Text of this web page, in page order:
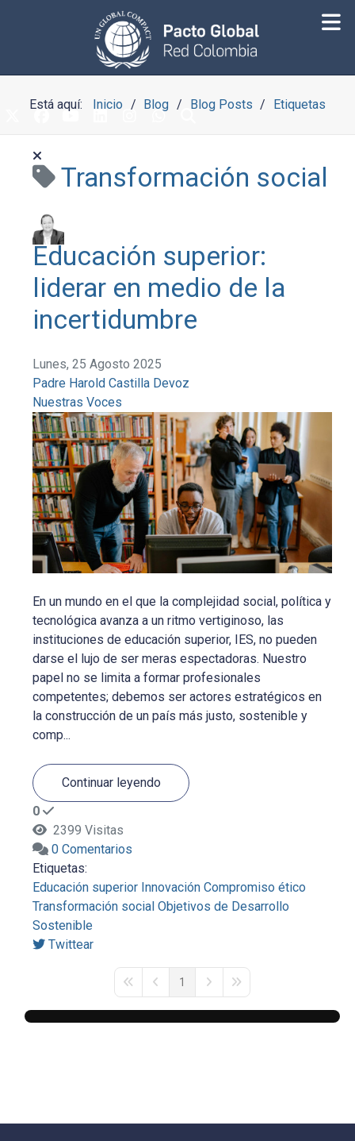
Está aquí: Inicio Blog Blog Posts Etiquetas
Transformación social
Educación superior:
liderar en medio de la
incertidumbre
Lunes, 25 Agosto 2025
Padre Harold Castilla Devoz
Nuestras Voces
En un mundo en el que la complejidad social, política y
tecnológica avanza a un ritmo vertiginoso, las
instituciones de educación superior, IES, no pueden
darse el lujo de ser meras espectadoras. Nuestro
papel no se limita a formar profesionales
competentes; debemos ser actores estratégicos en
la construcción de un país más justo, sostenible y
comp...
Continuar leyendo
0
2399 Visitas
0 Comentarios
Etiquetas:
Educación superior Innovación Compromiso ético
Transformación social Objetivos de Desarrollo
Sostenible
Twittear
First PagePrevious Page
1
Next PageLast Page